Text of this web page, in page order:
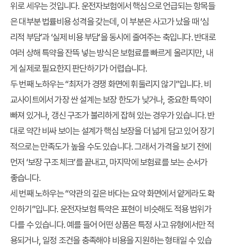
위로 세우는 것입니다. 운전자보험에서 핵심으로 언급되는 항목들
은 대부분 법률비용 성격을 갖는데, 이 부분은 사고가 났을 때 ‘심
리적 부담’과 ‘실제 비용 부담’을 동시에 줄여주는 축입니다. 반대로
여러 상해 특약을 잔뜩 넣는 방식은 보험료를 빠르게 올리지만, 내
게 실제로 필요한지 판단하기가 어렵습니다.
두 번째 노하우는 “최저가 경쟁 화면에 휘둘리지 않기”입니다. 비
교사이트에서 가장 싼 설계는 보장 한도가 낮거나, 중요한 특약이
빠져 있거나, 갱신 구조가 불리하게 잡혀 있는 경우가 있습니다. 반
대로 약간 비싸 보이는 설계가 핵심 보장을 더 넓게 담고 있어 장기
적으로는 만족도가 높을 수도 있습니다. 그래서 가격을 보기 전에
먼저 ‘보장 구조 체크’를 끝내고, 마지막에 보험료를 보는 순서가
좋습니다.
세 번째 노하우는 “약관의 깊은 바다는 요약 화면에서 얕게라도 확
인하기”입니다. 운전자보험 특약은 표현이 비슷해도 적용 범위가
다를 수 있습니다. 예를 들어 어떤 상품은 특정 사고 유형에서만 적
용되거나, 일정 조건을 충족해야 비용을 지원하는 형태일 수 있습